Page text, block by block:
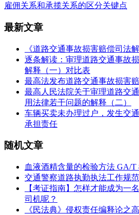
雇佣关系和承揽关系的区分关键点
最新文章
《道路交通事故损害赔偿司法
逐条解读：审理道路交通事故
解释（一）对比表
最高法发布道路交通事故损害
最高人民法院关于审理道路交
用法律若干问题的解释（二）
车辆买卖未办理过户，发生交
承担责任
随机文章
血液酒精含量的检验方法 GA/T
交通警察道路执勤执法工作规范
【考证指南】怎样才能成为一
司机呢？
《民法典》侵权责任编释论之